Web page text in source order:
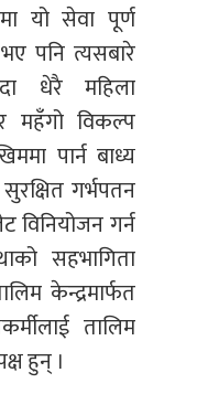
यो सेवा पूर्ण
पनि त्यसबारे
धेरै महिला
महँगो विकल्प
पार्न बाध्य
गर्भपतन
विनियोजन गर्न
सहभागिता
केन्द्रमार्फत
तालिम
हुन् ।